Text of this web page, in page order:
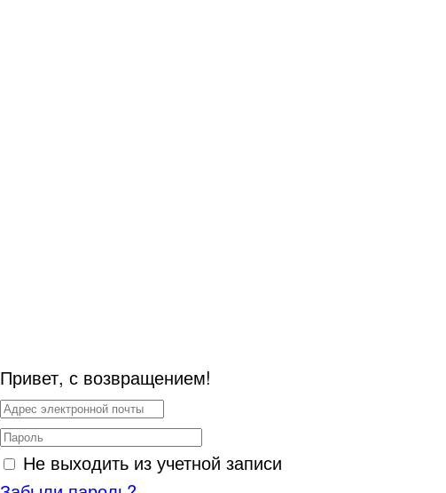
Привет, с возвращением!
Не выходить из учетной записи